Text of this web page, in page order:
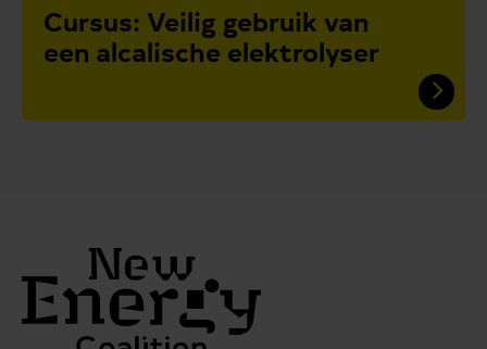
Cursus: Veilig gebruik van
een alcalische elektrolyser